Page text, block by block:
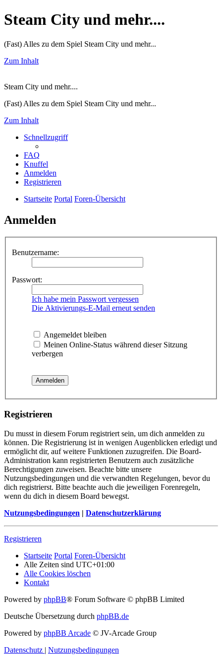
Steam City und mehr....
(Fast) Alles zu dem Spiel Steam City und mehr...
Zum Inhalt
Steam City und mehr....
(Fast) Alles zu dem Spiel Steam City und mehr...
Zum Inhalt
Schnellzugriff
FAQ
Knuffel
Anmelden
Registrieren
Startseite Portal Foren-Übersicht
Anmelden
Benutzername:
Passwort:
Ich habe mein Passwort vergessen
Die Aktivierungs-E-Mail erneut senden
Angemeldet bleiben
Meinen Online-Status während dieser Sitzung
verbergen
Registrieren
Du musst in diesem Forum registriert sein, um dich anmelden zu
können. Die Registrierung ist in wenigen Augenblicken erledigt und
ermöglicht dir, auf weitere Funktionen zuzugreifen. Die Board-
Administration kann registrierten Benutzern auch zusätzliche
Berechtigungen zuweisen. Beachte bitte unsere
Nutzungsbedingungen und die verwandten Regelungen, bevor du
dich registrierst. Bitte beachte auch die jeweiligen Forenregeln,
wenn du dich in diesem Board bewegst.
Nutzungsbedingungen | Datenschutzerklärung
Registrieren
Startseite Portal Foren-Übersicht
Alle Zeiten sind UTC+01:00
Alle Cookies löschen
Kontakt
Powered by phpBB® Forum Software © phpBB Limited
Deutsche Übersetzung durch phpBB.de
Powered by phpBB Arcade © JV-Arcade Group
Datenschutz | Nutzungsbedingungen